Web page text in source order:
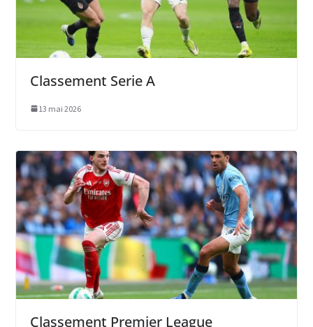
Classement Serie A
13 mai 2026
Classement Premier League